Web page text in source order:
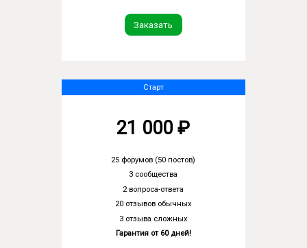
Заказать
Старт
21 000 ₽
25 форумов (50 постов)
3 сообщества
2 вопроса-ответа
20 отзывов обычных
3 отзыва сложных
Гарантия от 60 дней!